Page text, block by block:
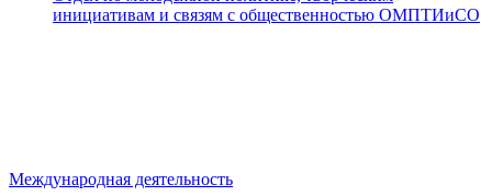
инициативам и связям с общественностью ОМПТИиСО
Международная деятельность